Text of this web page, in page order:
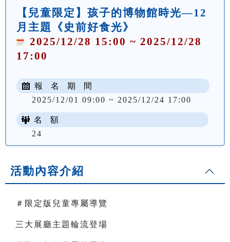
【兒童限定】孩子的博物館時光—12
月主題《史前好食光》
2025/12/28 15:00 ~ 2025/12/28
17:00
報 名 期 間
2025/12/01 09:00 ~ 2025/12/24 17:00
名 額
24
活動內容介紹
＃限定版兒童專屬導覽
三大展廳主題輪流登場